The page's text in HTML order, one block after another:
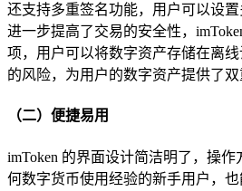
还支持多重签名功能，用户可以设置
进一步提高了交易的安全性，
项，用户可以将数字资产存储在离
的风险，为用户的数字资产提供了双
（二）便捷易用
imToken 的界面设计简洁明了，操
何数字货币使用经验的新手用户，